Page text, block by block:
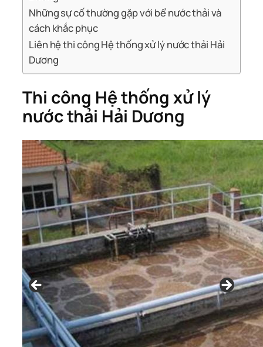
Những sự cố thường gặp với bể nước thải và
cách khắc phục
Liên hệ thi công Hệ thống xử lý nước thải Hải
Dương
Thi công Hệ thống xử lý
nước thải Hải Dương